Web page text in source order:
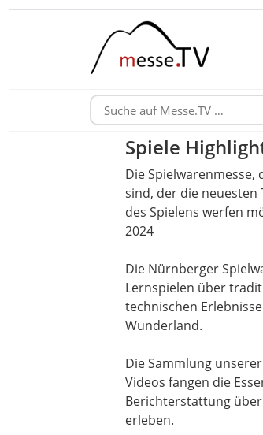
Spiele
Die Spielwarenmesse,
sind, der die neuesten
des Spielens werfen
2024
Die Nürnberger
Lernspielen über
technischen
Wunderland.
Die Sammlung
Videos fangen die
Berichterstattung
erleben.